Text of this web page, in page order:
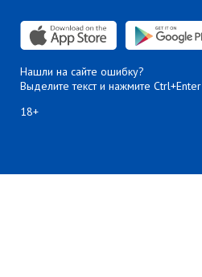
Нашли на сайте ошибку?
Выделите текст и нажмите Ctrl+Enter
18+